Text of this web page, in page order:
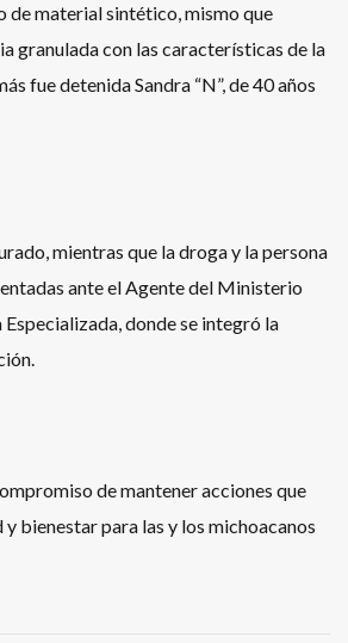
de material sintético, mismo que
granulada con las características de la
fue detenida Sandra “N”, de 40 años
mientras que la droga y la persona
ante el Agente del Ministerio
donde se integró la
de mantener acciones que
bienestar para las y los michoacanos